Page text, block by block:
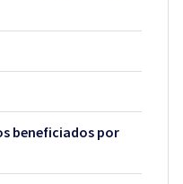
beneficiados por